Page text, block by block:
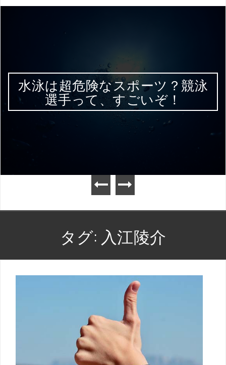
水泳は超危険なスポーツ？競泳
選手って、すごいぞ！
タグ: 入江陵介